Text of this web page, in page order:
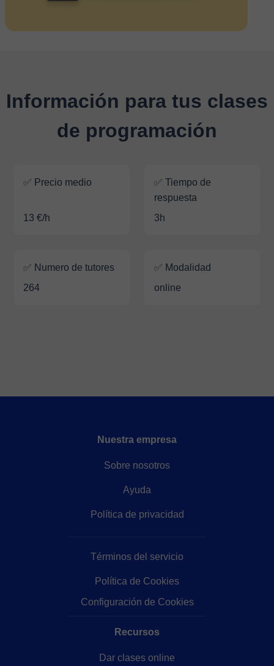
Información para tus clases
de programación
✅ Precio medio
13 €/h
✅ Tiempo de
respuesta
3h
✅ Numero de tutores
264
✅ Modalidad
online
Nuestra empresa
Sobre nosotros
Ayuda
Política de privacidad
Términos del servicio
Política de Cookies
Configuración de Cookies
Recursos
Dar clases online